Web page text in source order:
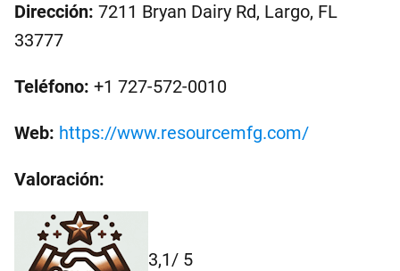
Dirección: 7211 Bryan Dairy Rd, Largo, FL
33777
Teléfono: +1 727-572-0010
Web: https://www.resourcemfg.com/
Valoración:
3,1/ 5